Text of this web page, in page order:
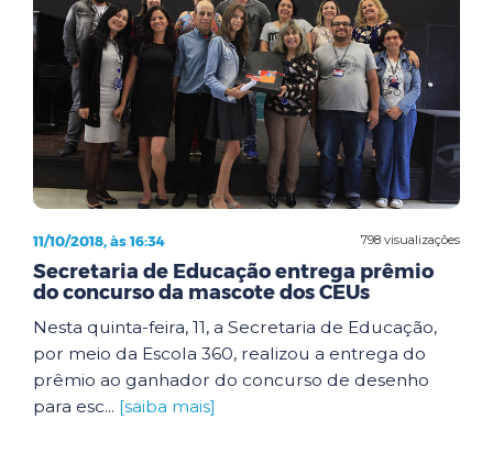
798 visualizações
11/10/2018, às 16:34
Secretaria de Educação entrega prêmio
do concurso da mascote dos CEUs
Nesta quinta-feira, 11, a Secretaria de Educação,
por meio da Escola 360, realizou a entrega do
prêmio ao ganhador do concurso de desenho
para esc... [saiba mais]